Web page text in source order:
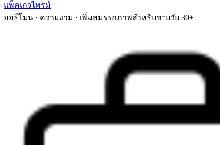
แพ็คเกจไพรม์
ฮอร์โมน · ความงาม · เพิ่มสมรรถภาพสำหรับชายวัย 30+